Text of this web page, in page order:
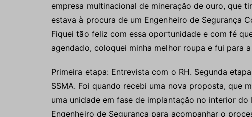
empresa multinacional de mineração de ouro, que
estava à procura de um Engenheiro de Segurança
Fiquei tão feliz com essa oportunidade e com fé
agendado, coloquei minha melhor roupa e fui para
Primeira etapa: Entrevista com o RH. Segunda
SSMA. Foi quando recebi uma nova proposta, que
uma unidade em fase de implantação no interior
Engenheiro de Segurança para acompanhar o